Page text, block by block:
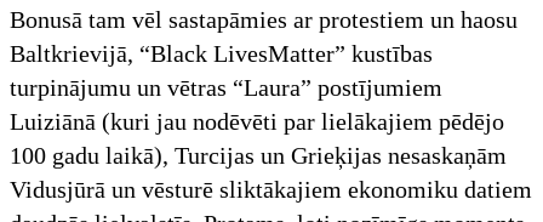
Bonusā tam vēl sastapāmies ar protestiem un haosu
Baltkrievijā, “Black LivesMatter” kustības
turpinājumu un vētras “Laura” postījumiem
Luiziānā (kuri jau nodēvēti par lielākajiem pēdējo
100 gadu laikā), Turcijas un Grieķijas nesaskaņām
Vidusjūrā un vēsturē sliktākajiem ekonomiku datiem